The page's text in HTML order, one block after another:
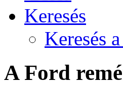
Keresés
Keresés
A Ford